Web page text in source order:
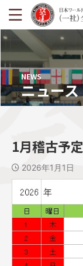
NEWS
ニュース
1月稽古予定
2026年1月1日